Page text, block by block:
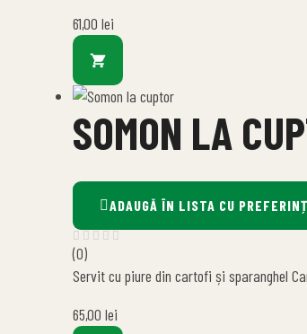
61,00 lei
SOMON LA
ADAUGĂ ÎN LISTA CU
(0)
Servit cu piure din cartofi și sparanghel
65,00 lei